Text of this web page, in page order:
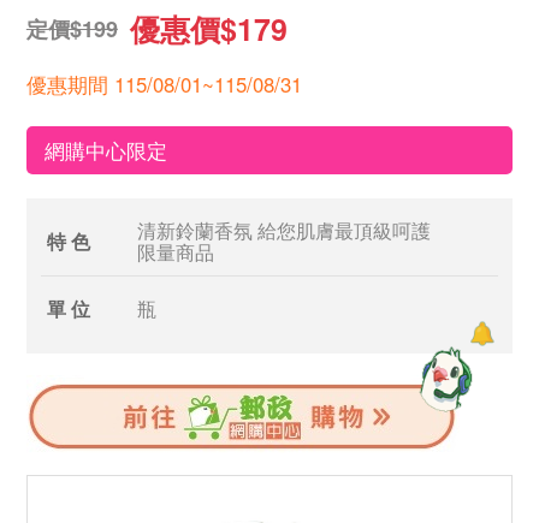
定價$199 優惠價$179
優惠期間 115/08/01~115/08/31
網購中心限定
特 色 清新鈴蘭香氛 給您肌膚最頂級呵護
限量商品
單 位 瓶